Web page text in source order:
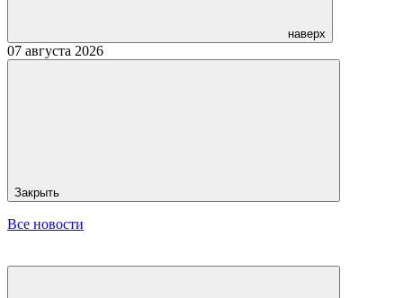
наверх
07 августа 2026
Закрыть
Все новости